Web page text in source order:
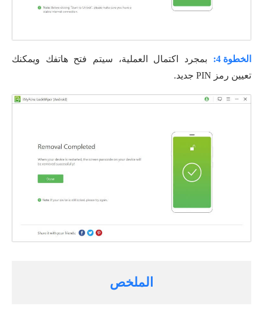
الخطوة 4:
بمجرد اكتمال العملية، سيتم فتح هاتفك ويمكنك
تعيين رمز PIN جديد.
الملخص